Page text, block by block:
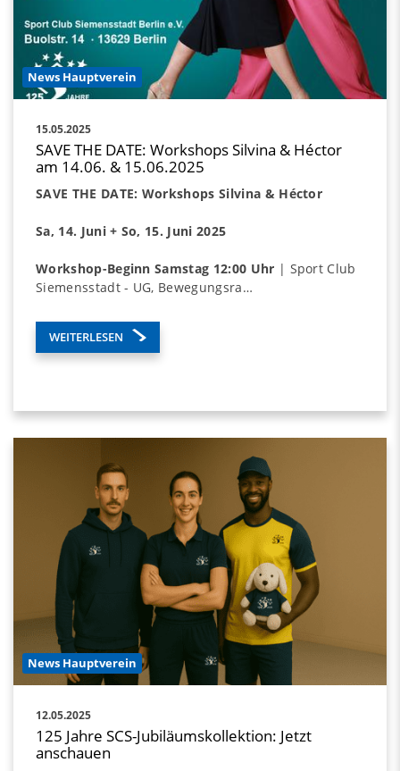
News Hauptverein
15.05.2025
SAVE THE DATE: Workshops Silvina & Héctor
am 14.06. & 15.06.2025
SAVE THE DATE: Workshops Silvina & Héctor
Sa, 14. Juni + So, 15. Juni 2025
Workshop-Beginn Samstag 12:00 Uhr | Sport Club
Siemensstadt - UG, Bewegungsra…
WEITERLESEN
News Hauptverein
12.05.2025
125 Jahre SCS-Jubiläumskollektion: Jetzt
anschauen